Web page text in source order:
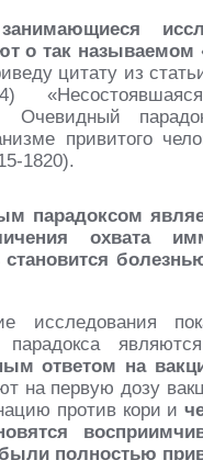
о так называемом
цитату из
Очевидный
привитого
1820).
парадоксом
охвата
становится
исследования
парадокса
ответом на
на первую дозу
против кори и
полностью